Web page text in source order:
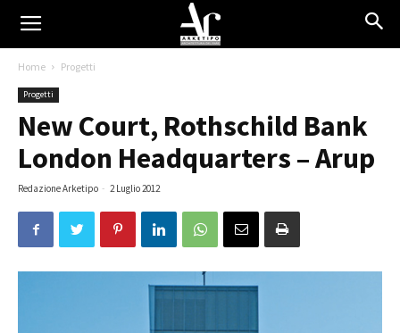
Home Progetti
Progetti
New Court, Rothschild Bank
London Headquarters – Arup
Redazione Arketipo - 2 Luglio 2012